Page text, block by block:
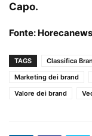
Capo.
Fonte:
TAGS Classifica
Marketing dei brand
Valore dei brand